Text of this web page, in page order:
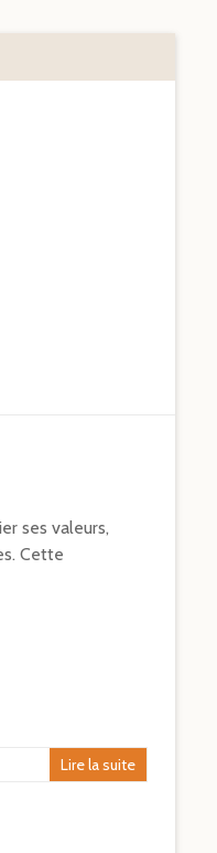
ses valeurs,
Cette
Lire la suite